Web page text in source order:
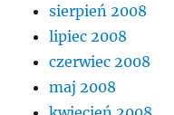
sierpień 2008
lipiec 2008
czerwiec 2008
maj 2008